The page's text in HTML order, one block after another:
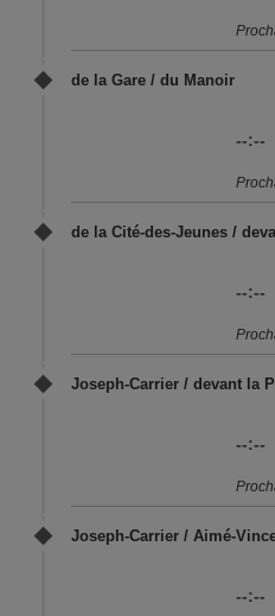
de la Gare / du Manoir
--:--
de la Cité-des-Jeunes /
--:--
Joseph-Carrier / devant la
--:--
Joseph-Carrier / Aimé-
--:--